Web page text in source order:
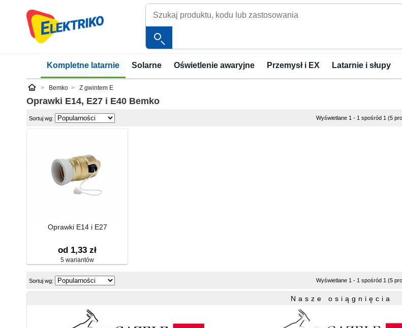
Kompletne latarnie Solarne Oświetlenie awaryjne Przemysł i EX Latarnie i słupy
ElektrikoBemko Z gwintem E
Oprawki E14, E27 i E40 Bemko
Sortuj wg: Wyświetlane 1 - 1 spośród 1 (5
Oprawki E14 i E27
od 1,33 zł
5 wariantów
Sortuj wg: Wyświetlane 1 - 1 spośród 1 (5
Nasze osiągnięcia